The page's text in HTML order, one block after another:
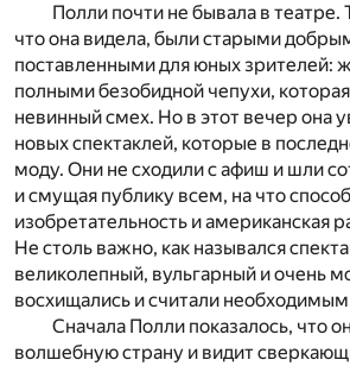
Полли почти не бывала в театре.
что она видела, были старыми
поставленными для юных зрителей:
полными безобидной чепухи,
невинный смех. Но в этот вечер она
новых спектаклей, которые в
моду. Они не сходили с афиш и шли
и смущая публику всем, на что
изобретательность и американская
Не столь важно, как назывался
великолепный, вульгарный и очень
восхищались и считали
Сначала Полли показалось, что
волшебную страну и видит